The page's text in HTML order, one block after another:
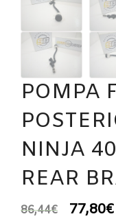
POMPA
NINJA
REAR
86,44€ 77,80€